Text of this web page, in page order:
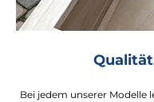
Bei jedem unserer Modelle